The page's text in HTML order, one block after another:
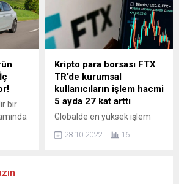
****
Merkezi (İFM)’nde
gerçekleştirilecek. 50. yılını
kutlayan Türkiye’nin güçlü
markası Emsan, geniş ürün
yelpazesi ile fuarda yerini
alırken beş yeni
koleksiyonunu da ilk kez
görücüye çıkaracak. Emsan,
31 Ağustos-3 Eylül tarihleri
arasında İstanbul Fuar
Merkezi (İFM)’nde
bir
bir
Kripto para borsası FTX
TR’de kurumsal
kullanıcıların işlem hacmi
5 ayda 27 kat arttı
Globalde en yüksek işlem
biri olan FTX, Türkiye’de
28.10.2022 16